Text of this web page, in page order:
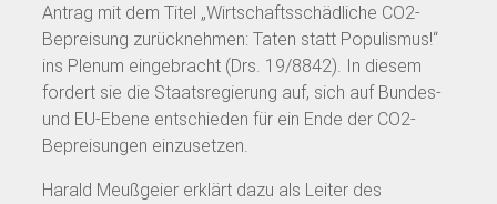
Antrag mit dem Titel „Wirtschaftsschädliche CO2-
Bepreisung zurücknehmen: Taten statt Populismus!“
ins Plenum eingebracht (Drs. 19/8842). In diesem
fordert sie die Staatsregierung auf, sich auf Bundes-
und EU-Ebene entschieden für ein Ende der CO2-
Bepreisungen einzusetzen.
Harald Meußgeier erklärt dazu als Leiter des